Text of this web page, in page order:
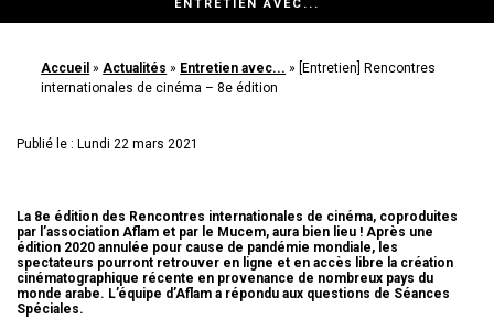
ENTRETIEN AVEC...
Accueil »Actualités » Entretien avec... »
[Entretien] Rencontres
internationales de cinéma – 8e édition
Publié le : Lundi 22 mars 2021
La 8e édition des Rencontres internationales de cinéma, coproduites
par l’association Aflam et par le Mucem, aura bien lieu ! Après une
édition 2020 annulée pour cause de pandémie mondiale, les
spectateurs pourront retrouver en ligne et en accès libre la création
cinématographique récente en provenance de nombreux pays du
monde arabe. L’équipe d’Aflam a répondu aux questions de Séances
Spéciales.